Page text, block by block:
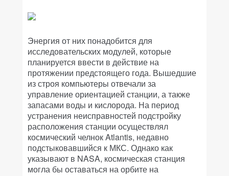
Энергия от них понадобится для
исследовательских модулей, которые
планируется ввести в действие на
протяжении предстоящего года. Вышедшие
из строя компьютеры отвечали за
управление ориентацией станции, а также
запасами воды и кислорода. На период
устранения неисправностей подстройку
расположения станции осуществлял
космический челнок Atlantis, недавно
подстыковавшийся к МКС. Однако как
указывают в NASA, космическая станция
могла бы оставаться на орбите на